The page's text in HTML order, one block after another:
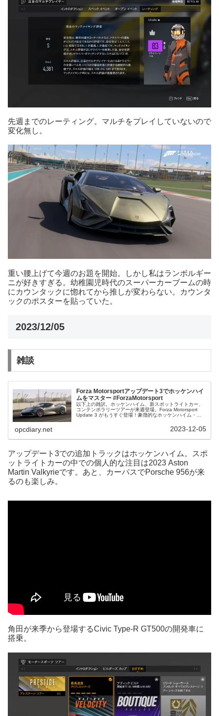
先週までのレーティング。マルチをプレイしていないので
変化無し。
重い腰上げて今週のお題を開始。しかし私はランボルギー
ニが好きすぎる。幼稚園児時代のスーパーカーブームの時
にカウンタックに惚れてから推しが変わらない。カウンタ
ックのポスターを貼っていた。
2023/12/05
雑談
Forza Motorsportアップデート3でホッケンハイ
ムをマスター #ForzaMotorsport
以下上の雑訳。ホッケンハイム、新スポットライトカー、
コンテンポラリーツアーが来週登場。Forza Motorsport
Update 3 がもうすぐ登場！象徴的なホッケンハイム・コ
opcdiary.net 2023-12-05
アップデート3での追加トラックはホッケンハイム。スポ
ットライトカーの中での個人的な注目は2023 Aston
Martin Valkyrieです。あと、カーパスでPorsche 956が来
るのも楽しみ。
角田が来季から登場するCivic Type-R GT500の開発車に
搭乗。